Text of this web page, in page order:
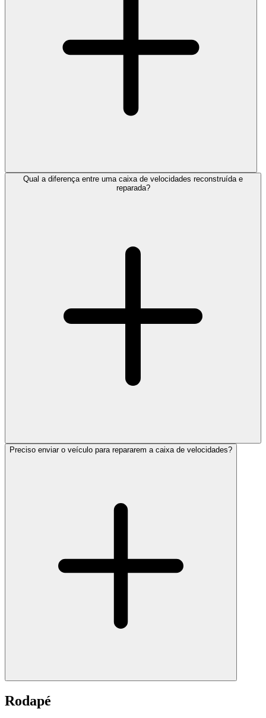
Qual a diferença entre uma caixa de velocidades reconstruída e
reparada?
Preciso enviar o veículo para repararem a caixa de velocidades?
Rodapé